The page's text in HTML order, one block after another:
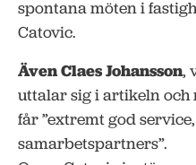
spontana möten i
Catovic.
Även Claes Johansson,
uttalar sig i artikeln och
får ”extremt god
samarbetspartners”.